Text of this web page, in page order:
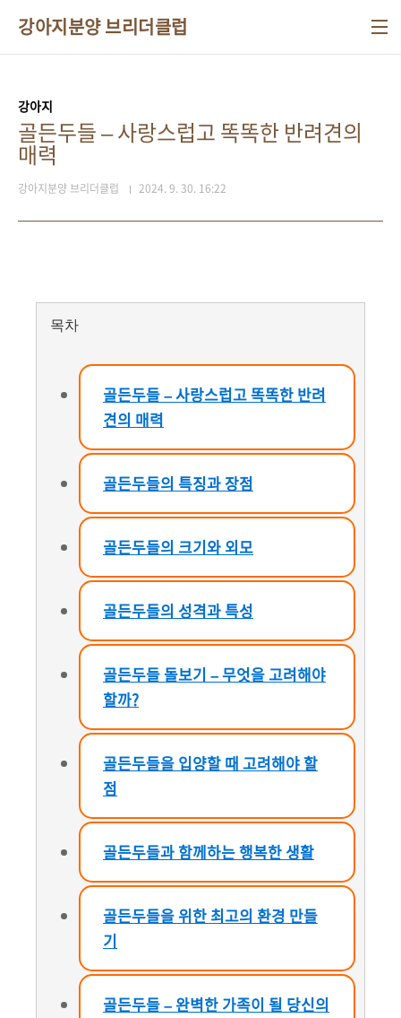
강아지분양 브리더클럽
강아지
골든두들 – 사랑스럽고 똑똑한 반려견의
매력
강아지분양 브리더클럽 2024. 9. 30. 16:22
목차
골든두들 – 사랑스럽고 똑똑한 반려
견의 매력
골든두들의 특징과 장점
골든두들의 크기와 외모
골든두들의 성격과 특성
골든두들 돌보기 – 무엇을 고려해야
할까?
골든두들을 입양할 때 고려해야 할
점
골든두들과 함께하는 행복한 생활
골든두들을 위한 최고의 환경 만들
기
골든두들 – 완벽한 가족이 될 당신의